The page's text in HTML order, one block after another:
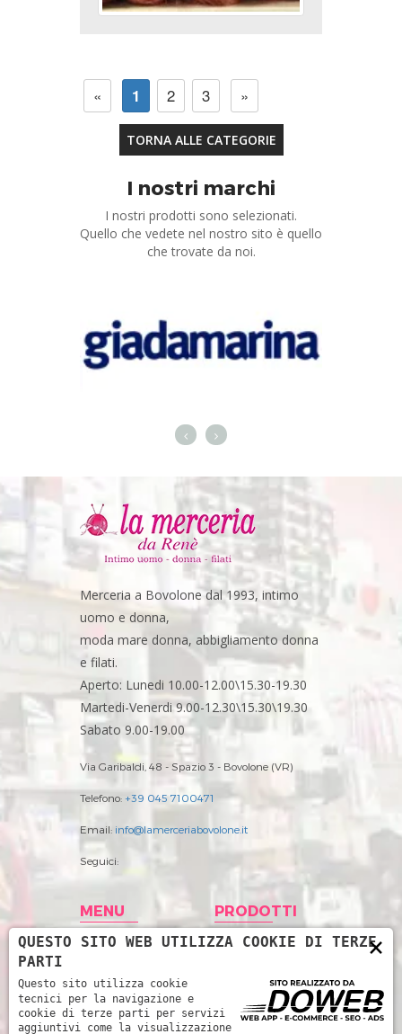
« 1 2 3 »
TORNA ALLE CATEGORIE
I nostri marchi
I nostri prodotti sono selezionati.
Quello che vedete nel nostro sito è quello
che trovate da noi.
Merceria a Bovolone dal 1993, intimo
uomo e donna,
moda mare donna, abbigliamento donna
e filati.
Aperto: Lunedi 10.00-12.00\15.30-19.30
Martedi-Venerdi 9.00-12.30\15.30\19.30
Sabato 9.00-19.00
Via Garibaldi, 48 - Spazio 3 - Bovolone (VR)
Telefono: +39 045 7100471
Email: info@lamerceriabovolone.it
Seguici:
MENU
Home
Storia
Prodotti
PRODOTTI
Abbigliamento
Accessori merceria
Filati
×
QUESTO SITO WEB UTILIZZA COOKIE DI TERZE
PARTI
Questo sito utilizza cookie
tecnici per la navigazione e
cookie di terze parti per servizi
aggiuntivi come la visualizzazione